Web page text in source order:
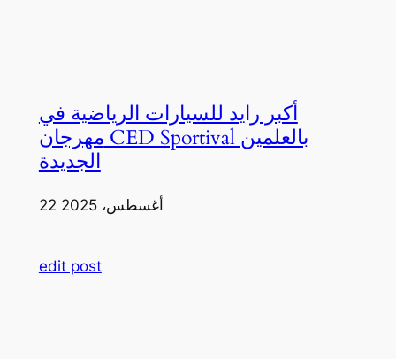
أكبر رايد للسيارات الرياضية في
مهرجان CED Sportival بالعلمين
الجديدة
22 أغسطس، 2025
edit post